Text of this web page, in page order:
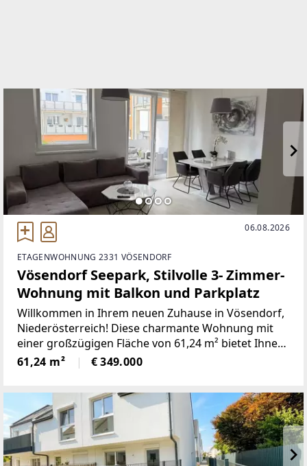
06.08.2026
ETAGENWOHNUNG 2331 VÖSENDORF
Vösendorf Seepark, Stilvolle 3- Zimmer-
Wohnung mit Balkon und Parkplatz
Willkommen in Ihrem neuen Zuhause in Vösendorf,
Niederösterreich! Diese charmante Wohnung mit
einer großzügigen Fläche von 61,24 m² bietet Ihnen
alles, was Sie für ein komfortables und modernes
Wohnen brauchen.Für 349.000,00 € erwerben Sie
61,24 m² € 349.000